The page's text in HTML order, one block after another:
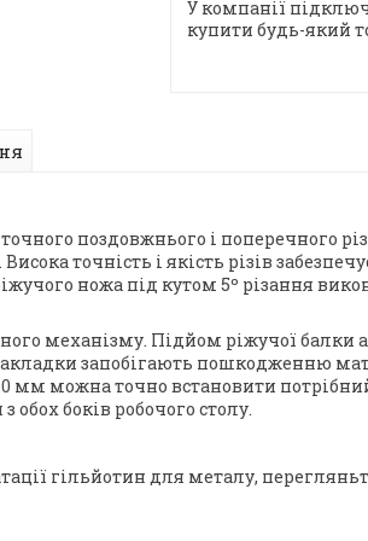
У компанії
купити будь-який
поздовжнього і поперечного
точність і якість різів
ножа під кутом 5º різання
механізму. Підйом ріжучої
запобігають пошкодженню
можна точно встановити
боків робочого столу.
гільйотин для металу,